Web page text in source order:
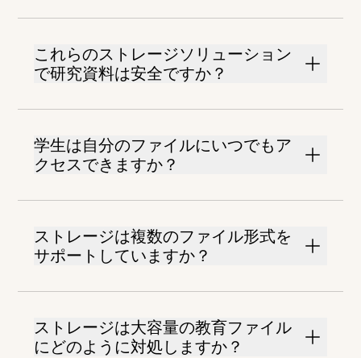
これらのストレージソリューション
で研究資料は安全ですか？
学生は自分のファイルにいつでもア
クセスできますか？
ストレージは複数のファイル形式を
サポートしていますか？
ストレージは大容量の教育ファイル
にどのように対処しますか？